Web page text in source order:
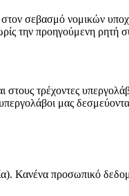
σεβασμό νομικών
την προηγούμενη ρητή
στους τρέχοντες
μας δεσμεύονται
Κανένα προσωπικό